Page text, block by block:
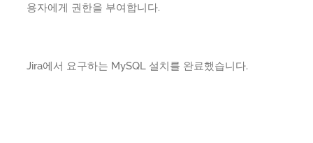
용자에게 권한을 부여합니다.
Jira에서 요구하는 MySQL 설치를 완료했습니다.